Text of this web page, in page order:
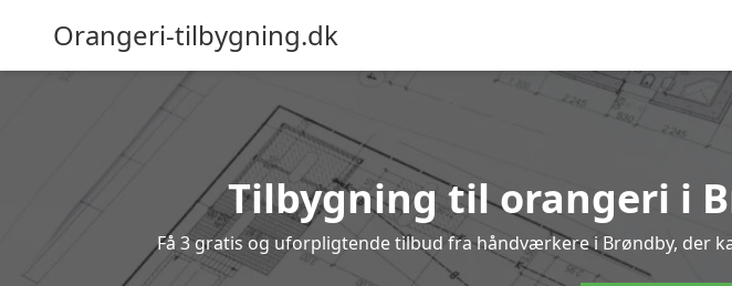
Orangeri-tilbygning.dk
Tilbygning til orangeri i
Få 3 gratis og uforpligtende tilbud fra håndværkere i Brøndby, der